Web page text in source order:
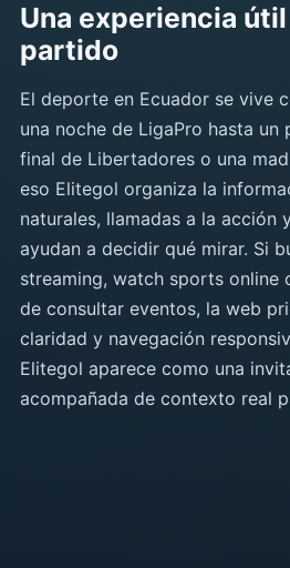
Una experiencia
partido
El deporte en Ecuador se vive
una noche de LigaPro hasta un
final de Libertadores o una
eso Elitegol organiza la
naturales, llamadas a la acción
ayudan a decidir qué mirar. Si
streaming, watch sports online
de consultar eventos, la web
claridad y navegación
Elitegol aparece como una
acompañada de contexto real